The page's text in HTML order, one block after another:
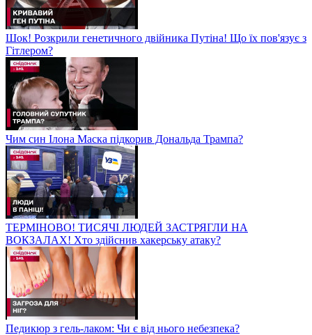
Шок! Розкрили генетичного двійника Путіна! Що їх пов'язує з
Гітлером?
Чим син Ілона Маска підкорив Дональда Трампа?
ТЕРМІНОВО! ТИСЯЧІ ЛЮДЕЙ ЗАСТРЯГЛИ НА
ВОКЗАЛАХ! Хто здійснив хакерську атаку?
Педикюр з гель-лаком: Чи є від нього небезпека?